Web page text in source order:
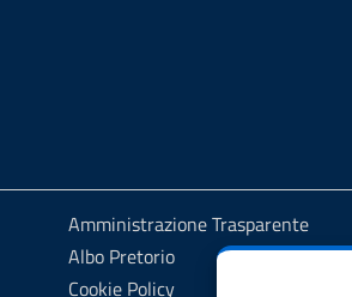
Amministrazione Trasparente
Albo Pretorio
Cookie Policy